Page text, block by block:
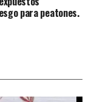
para peatones.